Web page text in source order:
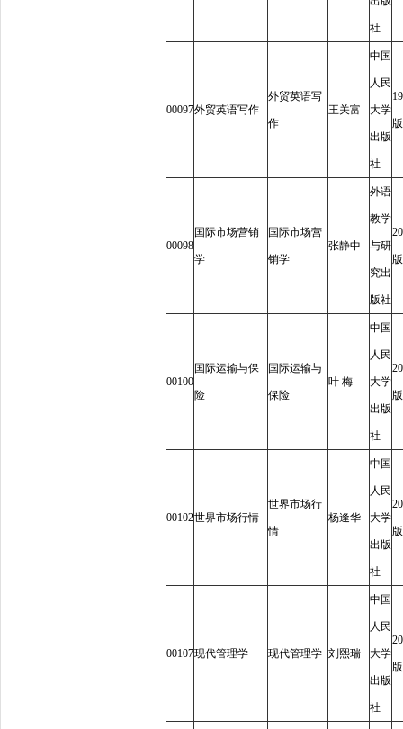
社
00097外贸英语写作
外贸英语写
作
王关富
中国
人民
大学
出版
社
版
00098
国际市场营销
学
国际市场营
销学
张静中
外语
教学
与研
究出
版社
版
00100
国际运输与保
险
国际运输与
保险
叶 梅
中国
人民
大学
出版
社
版
00102世界市场行情
世界市场行
情
杨逢华
中国
人民
大学
出版
社
版
00107现代管理学 现代管理学 刘熙瑞
中国
人民
大学
出版
社
版